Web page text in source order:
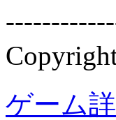
ゲーム